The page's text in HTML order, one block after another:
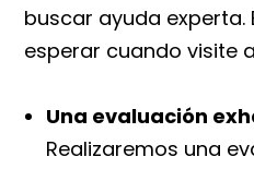
buscar ayuda experta.
esperar cuando visite
Una evaluación
Realizaremos una